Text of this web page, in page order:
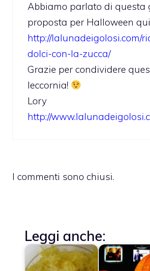
Abbiamo parlato di questa
proposta per Halloween
http://lalunadeigolosi.com/
dolci-con-la-zucca/
Grazie per condividere
leccornia!
Lory
http://
I commenti sono chiusi.
Leggi anche: